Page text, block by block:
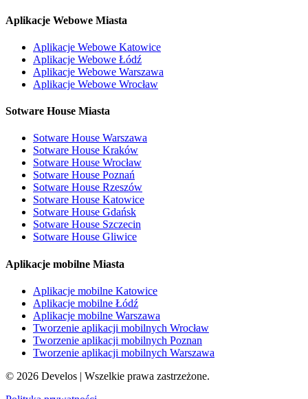
Aplikacje Webowe Miasta
Aplikacje Webowe Katowice
Aplikacje Webowe Łódź
Aplikacje Webowe Warszawa
Aplikacje Webowe Wrocław
Sotware House Miasta
Sotware House Warszawa
Sotware House Kraków
Sotware House Wrocław
Sotware House Poznań
Sotware House Rzeszów
Sotware House Katowice
Sotware House Gdańsk
Sotware House Szczecin
Sotware House Gliwice
Aplikacje mobilne Miasta
Aplikacje mobilne Katowice
Aplikacje mobilne Łódź
Aplikacje mobilne Warszawa
Tworzenie aplikacji mobilnych Wrocław
Tworzenie aplikacji mobilnych Poznan
Tworzenie aplikacji mobilnych Warszawa
© 2026 Develos | Wszelkie prawa zastrzeżone.